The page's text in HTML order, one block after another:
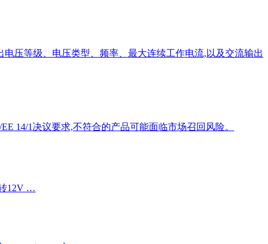
压等级、电压类型、频率、最大连续工作电流,以及交流输出
14/1决议要求,不符合的产品可能面临市场召回风险。
12V …